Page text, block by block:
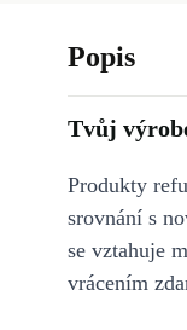
Popis
Tvůj
Produkty
srovnání s
se vztahuje
vrácením